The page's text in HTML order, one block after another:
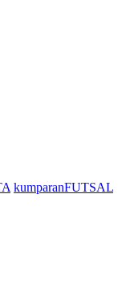
kumparanFUTSAL